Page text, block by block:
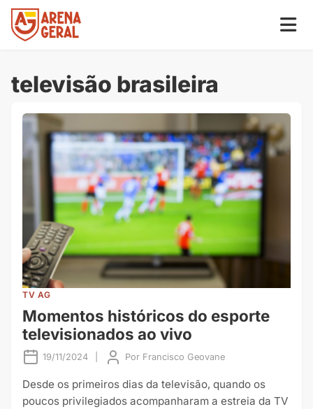
televisão brasileira
TV AG
Momentos históricos do esporte
televisionados ao vivo
19/11/2024 Por Francisco Geovane
Desde os primeiros dias da televisão, quando os
poucos privilegiados acompanharam a estreia da TV